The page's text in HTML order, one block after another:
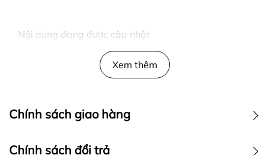
Nội dung đang được cập nhật
Xem thêm
Chính sách giao hàng
Chính sách đổi trả